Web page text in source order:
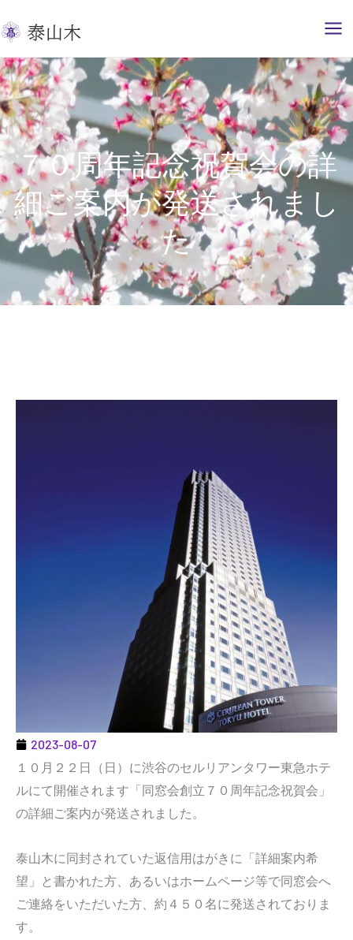
容
を
ス
キ
ッ
プ ７０周年記念祝賀会の詳
細ご案内が発送されまし
た
2023-08-07
１０月２２日（日）に渋谷のセルリアンタワー東急ホテ
ルにて開催されます「同窓会創立７０周年記念祝賀会」
の詳細ご案内が発送されました。
泰山木に同封されていた返信用はがきに「詳細案内希
望」と書かれた方、あるいはホームページ等で同窓会へ
ご連絡をいただいた方、約４５０名に発送されておりま
す。